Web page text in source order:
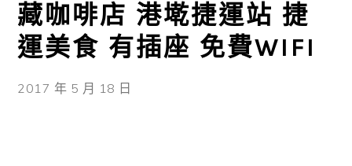
藏咖啡店 港墘捷運站 捷
運美食 有插座 免費WIFI
2017 年 5 月 18 日